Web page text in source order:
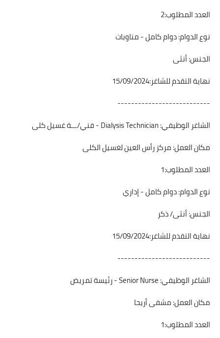
العدد المطلوب:2
نوع الدوام: دوام كامل - مناوبات
الجنس: أنثى
نهاية التقدم للشاغر:15/09/2024
---------------------------
الشاغر الوظيفي: Dialysis Technician - فني/ـــة غسيل كلى
مكان العمل: مركز رأس العين لغسيل الكلى
العدد المطلوب:1
نوع الدوام: دوام كامل - إداري
الجنس: أنثى/ ذكر
نهاية التقدم للشاغر:15/09/2024
---------------------------
الشاغر الوظيفي: Senior Nurse - رئيسة تمريض
مكان العمل: مشفى أريحا
العدد المطلوب:1